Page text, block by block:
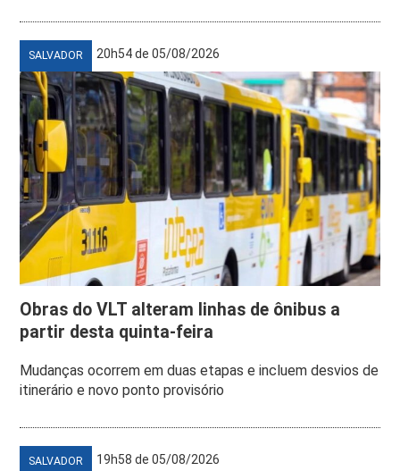
SALVADOR 20h54 de 05/08/2026
Obras do VLT alteram linhas de ônibus a
partir desta quinta-feira
Mudanças ocorrem em duas etapas e incluem desvios de
itinerário e novo ponto provisório
SALVADOR 19h58 de 05/08/2026